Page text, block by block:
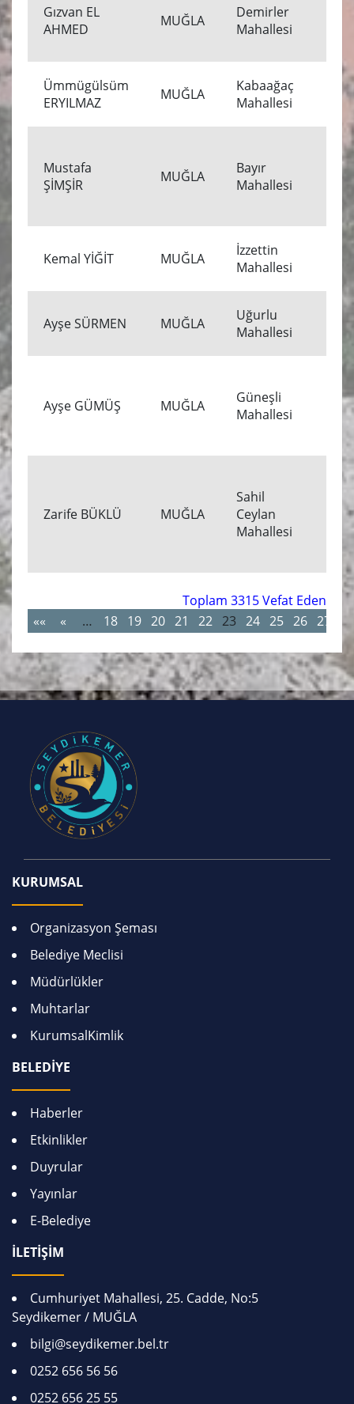
Gızvan EL
AHMED
MUĞLA
Demirler
Mahallesi
Ümmügülsüm
ERYILMAZ
MUĞLA
Kabaağaç
Mahallesi
Mustafa
ŞİMŞİR
MUĞLA
Bayır
Mahallesi
Kemal YİĞİT MUĞLA
İzzettin
Mahallesi
Ayşe SÜRMEN MUĞLA
Uğurlu
Mahallesi
Ayşe GÜMÜŞ MUĞLA
Güneşli
Mahallesi
Zarife BÜKLÜ MUĞLA
Sahil
Ceylan
Mahallesi
Toplam 3315 Vefat Eden
««
« … 18 19 20 21 22 23 24 25 26 27 …
KURUMSAL
Organizasyon Şeması
Belediye Meclisi
Müdürlükler
Muhtarlar
KurumsalKimlik
BELEDİYE
Haberler
Etkinlikler
Duyrular
Yayınlar
E-Belediye
İLETİŞİM
Cumhuriyet Mahallesi, 25. Cadde, No:5
Seydikemer / MUĞLA
bilgi@seydikemer.bel.tr
0252 656 56 56
0252 656 25 55